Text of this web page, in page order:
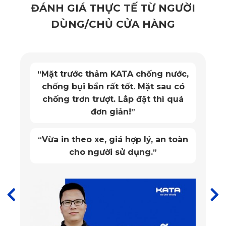
liên tục cải tiến để mang đến những sản phẩm có chất
Giáp bảo vệ pin VF7 của KATA được nhiều chủ xe tin tưởng
và lựa chọn nhờ sở hữu những ưu điểm về thiết kế cũng
ĐÁNH GIÁ THỰC TẾ TỪ NGƯỜI
DÙNG/CHỦ CỬA HÀNG
“ Mặt trước thảm KATA chống nước,
chống bụi bẩn rất tốt. Mặt sau có
chống trơn trượt. Lắp đặt thì quá
đơn giản!”
“Vừa in theo xe, giá hợp lý, an toàn
cho người sử dụng.”